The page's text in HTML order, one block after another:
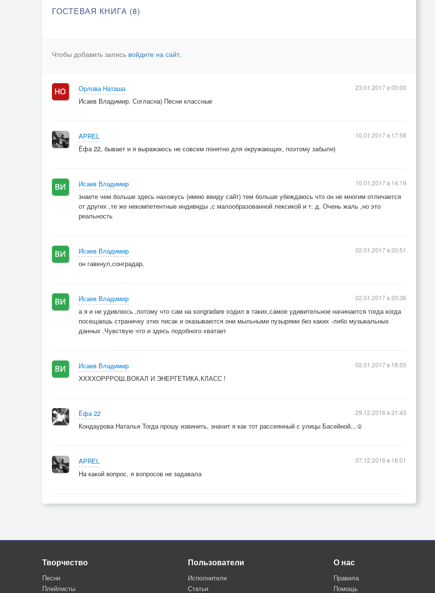
ГОСТЕВАЯ КНИГА (8)
Чтобы добавить запись войдите на сайт.
Орлова Наташа
Исаев Владимир, Согласна) Песни классные
23.01.2017 в 00:00
APREL
Ёфа 22, бывает и я выражаюсь не совсем понятно для окружающих, поэтому забыли)
10.01.2017 в 17:58
Исаев Владимир
знаете чем больше здесь нахожусь (имею ввиду сайт) тем больше убеждаюсь что он не многим отличается
от других ,те же некомпетентные индивиды ,с малообразованной лексикой и т. д. Очень жаль ,но это
реальность
10.01.2017 в 14:19
Исаев Владимир
он гавкнул,сонградар,
02.01.2017 в 20:51
Исаев Владимир
а я и не удивлюсь ,потому что сам на songradare ходил в таких,самое удивительное начинается тогда когда
посещаешь страничку этих писак и оказываются они мыльными пузырями без каких -либо музыкальных
данных .Чувствую что и здесь подобного хватает
02.01.2017 в 20:36
Исаев Владимир
ХХХХОРРРОШ,ВОКАЛ И ЭНЕРГЕТИКА,КЛАСС !
02.01.2017 в 18:55
Ёфа 22
Кондаурова Наталья Тогда прошу извинить, значит я как тот рассеянный с улицы Басейной...☺
29.12.2016 в 21:43
APREL
На какой вопрос, я вопросов не задавала
07.12.2016 в 16:01
Творчество
Песни
Плейлисты
Пользователи
Исполнители
Статьи
О нас
Правила
Помощь